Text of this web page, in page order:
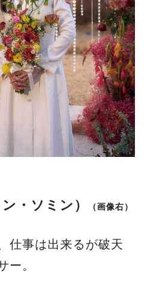
・ソミン） （画像右）
仕事は出来るが破天
ー。